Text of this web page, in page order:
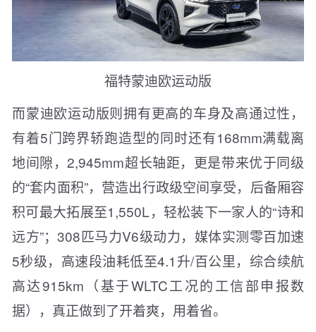
福特蒙迪欧运动版
而蒙迪欧运动版则拥有更高的车身及高通过性，
有着5门跨界轿跑造型的同时还有168mm满载离
地间隙，2,945mm超长轴距，更是带来优于同级
的“套内面积”，营造出行政级空间享受，后备厢容
积可最大拓展至1,550L，轻松装下一家人的“诗和
远方”；308匹马力V6级动力，媒体实测零百加速
5秒级，高速段油耗低至4.1升/百公里，综合续航
高达915km（基于WLTC工况的工信部申报数
据），真正做到了开着爽，用着省。